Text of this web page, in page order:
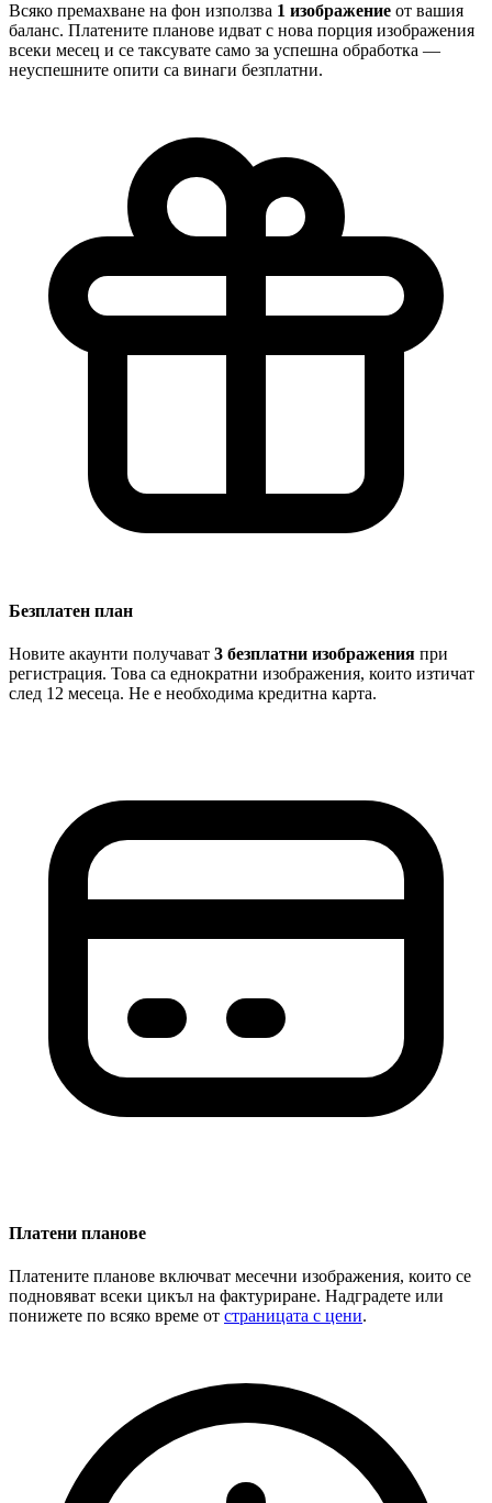
Всяко премахване на фон използва 1 изображение от вашия
баланс. Платените планове идват с нова порция изображения
всеки месец и се таксувате само за успешна обработка —
неуспешните опити са винаги безплатни.
Безплатен план
Новите акаунти получават 3 безплатни изображения при
регистрация. Това са еднократни изображения, които изтичат
след 12 месеца. Не е необходима кредитна карта.
Платени планове
Платените планове включват месечни изображения, които се
подновяват всеки цикъл на фактуриране. Надградете или
понижете по всяко време от страницата с цени.